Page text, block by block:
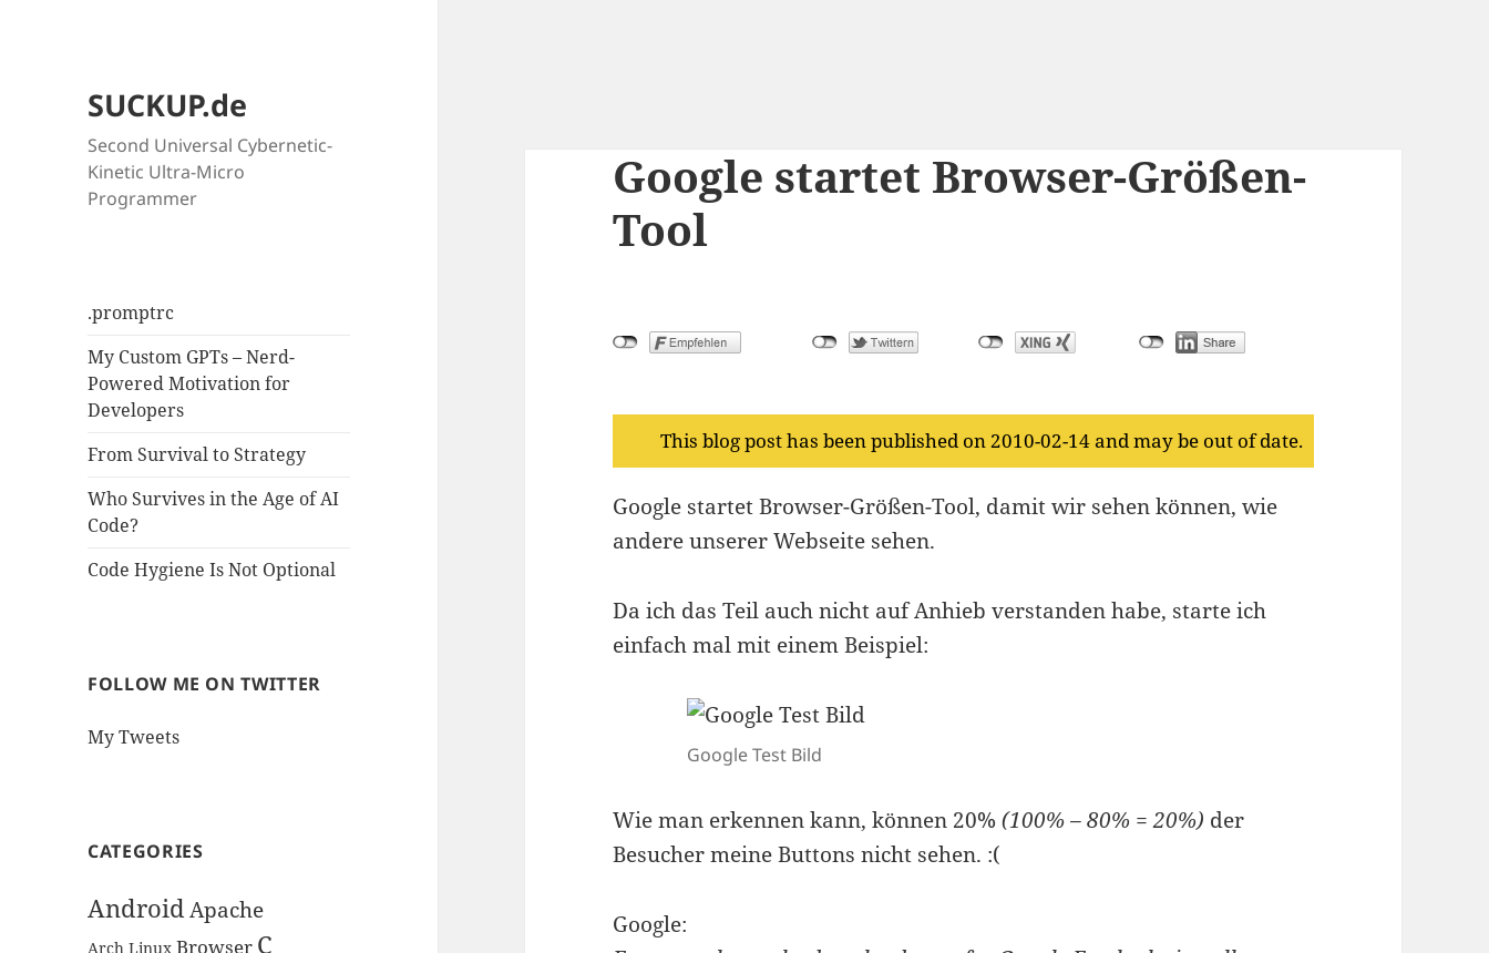
SUCKUP.de
Second Universal Cybernetic-
Kinetic Ultra-Micro
Programmer
.promptrc
My Custom GPTs – Nerd-
Powered Motivation for
Developers
From Survival to Strategy
Who Survives in the Age of AI
Code?
Code Hygiene Is Not Optional
FOLLOW ME ON TWITTER
My Tweets
CATEGORIES
AndroidApache
Arch Linux Browser C
Google startet Browser-Größen-
Tool
This blog post has been published on 2010-02-14 and may be out of date.
Google startet Browser-Größen-Tool, damit wir sehen können, wie
andere unserer Webseite sehen.
Da ich das Teil auch nicht auf Anhieb verstanden habe, starte ich
einfach mal mit einem Beispiel:
Google Test Bild
Wie man erkennen kann, können 20%(100% – 80% = 20%) der
Besucher meine Buttons nicht sehen. :(
Google: